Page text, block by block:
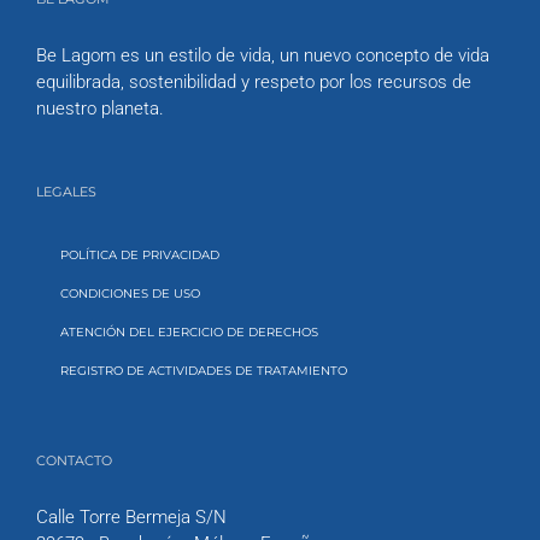
Be Lagom es un estilo de vida, un nuevo concepto de vida
equilibrada, sostenibilidad y respeto por los recursos de
nuestro planeta.
LEGALES
POLÍTICA DE PRIVACIDAD
CONDICIONES DE USO
ATENCIÓN DEL EJERCICIO DE DERECHOS
REGISTRO DE ACTIVIDADES DE TRATAMIENTO
CONTACTO
Calle Torre Bermeja S/N